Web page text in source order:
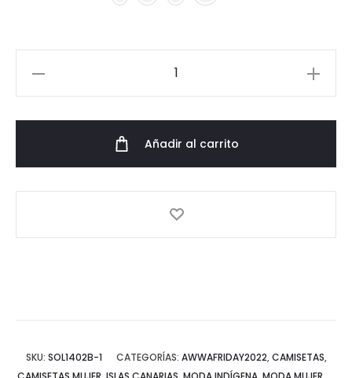
Añadir al carrito
SKU: SOL1402B-1 CATEGORÍAS: AWWAFRIDAY2022,CAMISETAS,